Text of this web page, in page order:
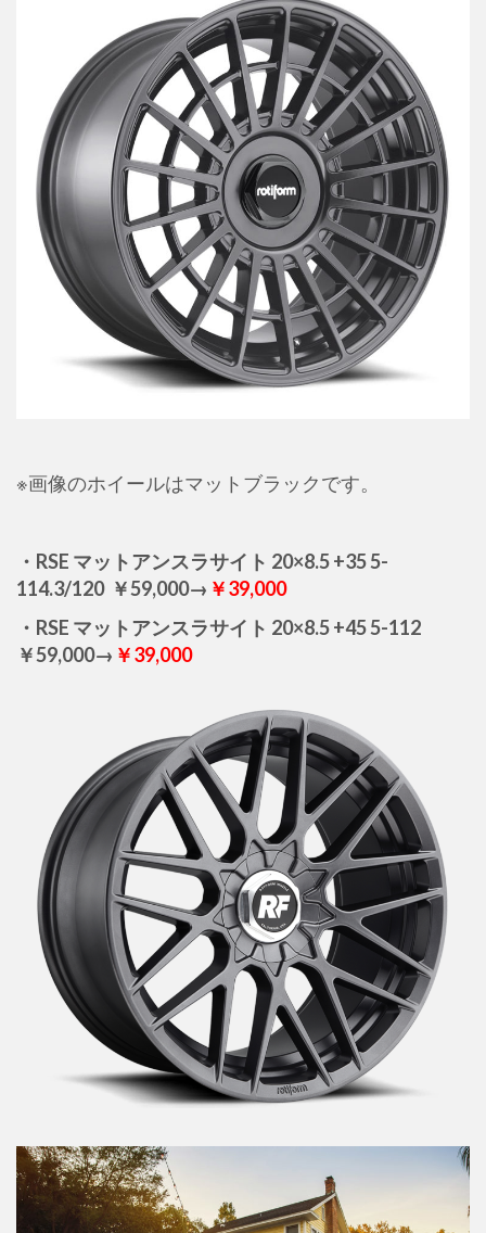
※画像のホイールはマットブラックです。
・RSE マットアンスラサイト 20×8.5 +35 5-
114.3/120 ￥59,000→ ￥39,000
・RSE マットアンスラサイト 20×8.5 +45 5-112
￥59,000→ ￥39,000